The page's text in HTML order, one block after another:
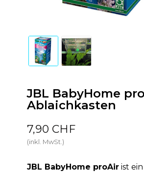
JBL BabyHome
Ablaichkasten
7,90 CHF
(inkl. MwSt.)
JBL BabyHome proAirist ein